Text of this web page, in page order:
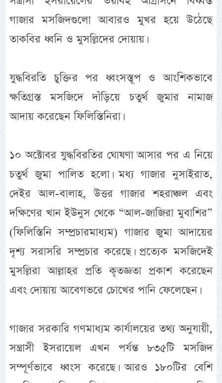
গাজার মসজিদগুলো আবারও মুখর হয়ে উঠেছে
তাকবির ধ্বনি ও মুসল্লিদের দোয়ায়।
যুদ্ধবিরতি চুক্তির পর ধ্বংসস্তূপ ও আংশিকভাবে
ক্ষতিগ্রস্ত মসজিদে দাঁড়িয়ে চতুর্থ জুমার নামাজ
আদায় করেছেন ফিলিস্তিনিরা।
১০ অক্টোবর যুদ্ধবিরতির ঘোষণা আসার পর এ নিয়ে
চতুর্থ জুমা পালিত হলো। মধ্য গাজার নুসাইরাত,
দেইর আল-বালাহ, উত্তর গাজার শহরাঞ্চল এবং
দক্ষিণের খান ইউনুস থেকে “আল-জাজিরা মুবাশির”
(ফিলিস্তিনি সম্প্রচারমাধ্যম) গাজার জুমা আদায়ের
দৃশ্য সরাসরি সম্প্রচার করেছে। প্রত্যেক মসজিদেই
মুসল্লিরা আল্লাহর প্রতি কৃতজ্ঞতা প্রকাশ করেছেন
এবং দোয়ায় আবেগভরে চোখের পানি ফেলেছেন।
গাজার সরকারি গণমাধ্যম কার্যালয়ের তথ্য অনুযায়ী,
সন্ত্রাসী ইসরায়েল এখন পর্যন্ত ৮৩৫টি মসজিদ
সম্পূর্ণভাবে ধ্বংস করেছে। আরও ১৮০টির বেশি